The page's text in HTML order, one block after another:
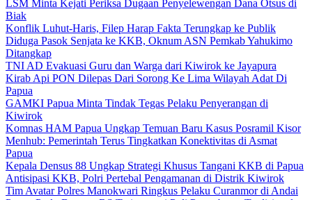
LSM Minta Kejati Periksa Dugaan Penyelewengan Dana Otsus di
Biak
Konflik Luhut-Haris, Filep Harap Fakta Terungkap ke Publik
Diduga Pasok Senjata ke KKB, Oknum ASN Pemkab Yahukimo
Ditangkap
TNI AD Evakuasi Guru dan Warga dari Kiwirok ke Jayapura
Kirab Api PON Dilepas Dari Sorong Ke Lima Wilayah Adat Di
Papua
GAMKI Papua Minta Tindak Tegas Pelaku Penyerangan di
Kiwirok
Komnas HAM Papua Ungkap Temuan Baru Kasus Posramil Kisor
Menhub: Pemerintah Terus Tingkatkan Konektivitas di Asmat
Papua
Kepala Densus 88 Ungkap Strategi Khusus Tangani KKB di Papua
Antisipasi KKB, Polri Pertebal Pengamanan di Distrik Kiwirok
Tim Avatar Polres Manokwari Ringkus Pelaku Curanmor di Andai